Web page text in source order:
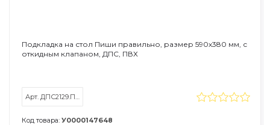
Подкладка на стол Пиши правильно, размер 590х380 мм, с
откидным клапаном, ДПС, ПВХ
Арт. ДПС2129.ПП-114
Код товара: У0000147648